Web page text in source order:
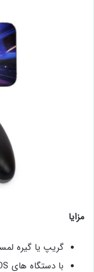
مزایا
گریپ یا گیره
با دستگاه های iOS به شدت سازگار است.